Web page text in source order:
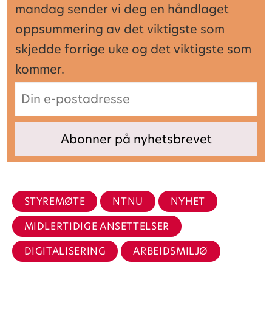
mandag sender vi deg en håndlaget
oppsummering av det viktigste som
skjedde forrige uke og det viktigste som
kommer.
STYREMØTE NTNU
NYHET
MIDLERTIDIGE ANSETTELSER
DIGITALISERING
ARBEIDSMILJØ